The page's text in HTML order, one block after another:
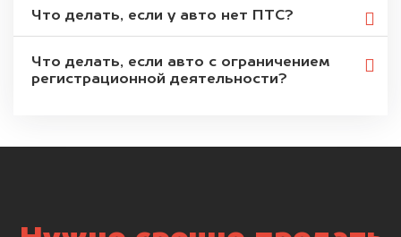
Что делать, если у авто нет ПТС?
Что делать, если авто с ограничением
регистрационной деятельности?